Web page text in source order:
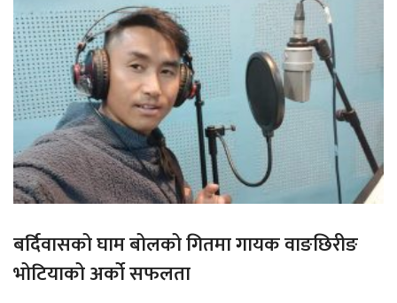
बर्दिवासको घाम बोलको गितमा गायक वाङछिरीङ
भोटियाको अर्को सफलता